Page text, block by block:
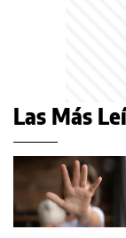
Las Más